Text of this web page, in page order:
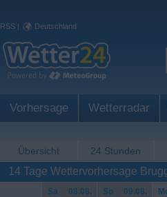
RSS | Deutschland
Vorhersage Wetterradar
Übersicht 24 Stunden
14 Tage Wettervorhersage
Sa. 08.08. So. 09.08.